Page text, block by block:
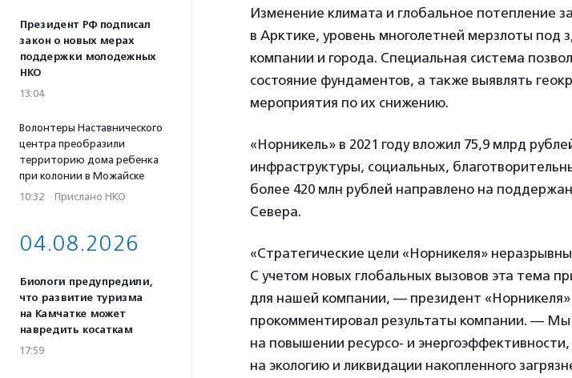
Президент РФ подписал
закон о новых мерах
поддержки молодежных
НКО
13:04
Волонтеры Наставнического
центра преобразили
территорию дома ребенка
при колонии в Можайске
10:32 · Прислано НКО
04.08.2026
Биологи предупредили,
что развитие туризма
на Камчатке может
навредить косаткам
17:59
Изменение климата и глобальное потепление
в Арктике, уровень многолетней мерзлоты под
компании и города. Специальная система
состояние фундаментов, а также выявлять
мероприятия по их снижению.
«Норникель» в 2021 году вложил 75,9 млрд
инфраструктуры, социальных,
более 420 млн рублей направлено на
Севера.
«Стратегические цели «Норникеля»
С учетом новых глобальных вызовов эта тема
для нашей компании, — президент «Норникеля»
прокомментировал результаты компании. —
на повышении ресурсо- и
на экологию и ликвидации накопленного